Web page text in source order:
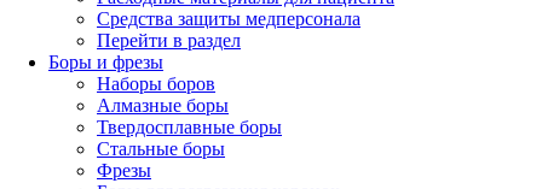
Средства защиты медперсонала
Перейти в раздел
Боры и фрезы
Наборы боров
Алмазные боры
Твердосплавные боры
Стальные боры
Фрезы